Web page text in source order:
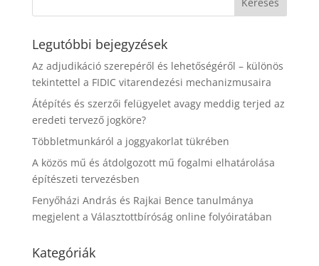
Legutóbbi bejegyzések
Az adjudikáció szerepéről és lehetőségéről – különös
tekintettel a FIDIC vitarendezési mechanizmusaira
Átépítés és szerzői felügyelet avagy meddig terjed az
eredeti tervező jogköre?
Többletmunkáról a joggyakorlat tükrében
A közös mű és átdolgozott mű fogalmi elhatárolása
építészeti tervezésben
Fenyőházi András és Rajkai Bence tanulmánya
megjelent a Választottbíróság online folyóiratában
Kategóriák